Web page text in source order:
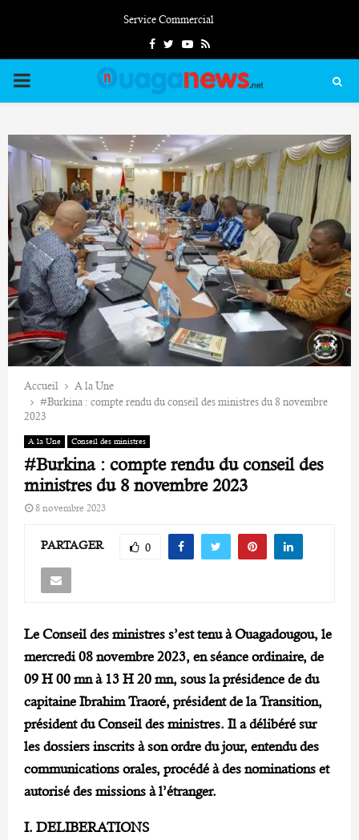
Service Commercial
FacebookTwitterYoutube
Rss
PRIMARY
Accueil
A la Une
#Burkina : compte rendu du conseil des ministres du 8 novembre
2023
A la Une Conseil des ministres
#Burkina : compte rendu du conseil des
ministres du 8 novembre 2023
8 novembre 2023
PARTAGER 0
Le Conseil des ministres s’est tenu à Ouagadougou, le
mercredi 08 novembre 2023, en séance ordinaire, de
09 H 00 mn à 13 H 20 mn, sous la présidence de du
capitaine Ibrahim Traoré, président de la Transition,
président du Conseil des ministres. Il a délibéré sur
les dossiers inscrits à son ordre du jour, entendu des
communications orales, procédé à des nominations et
autorisé des missions à l’étranger.
I. DELIBERATIONS